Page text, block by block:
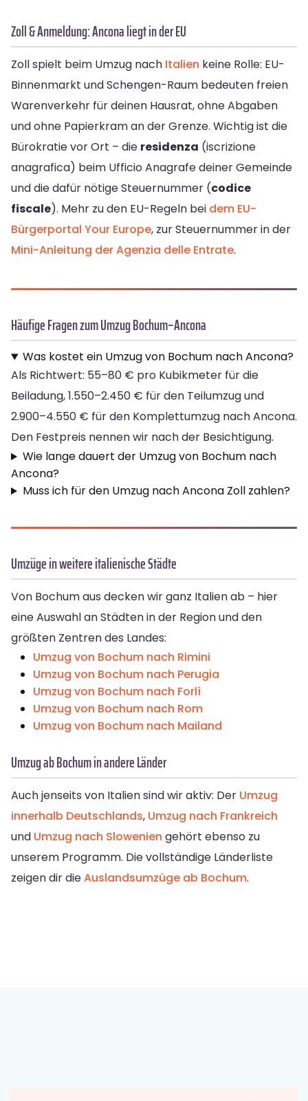
Zoll & Anmeldung: Ancona liegt in der EU
Zoll spielt beim Umzug nach Italien keine Rolle: EU-
Binnenmarkt und Schengen-Raum bedeuten freien
Warenverkehr für deinen Hausrat, ohne Abgaben
und ohne Papierkram an der Grenze. Wichtig ist die
Bürokratie vor Ort – die residenza (iscrizione
anagrafica) beim Ufficio Anagrafe deiner Gemeinde
und die dafür nötige Steuernummer (codice
fiscale). Mehr zu den EU-Regeln bei dem EU-
Bürgerportal Your Europe, zur Steuernummer in der
Mini-Anleitung der Agenzia delle Entrate.
Häufige Fragen zum Umzug Bochum–Ancona
Was kostet ein Umzug von Bochum nach Ancona?
Als Richtwert: 55–80 € pro Kubikmeter für die
Beiladung, 1.550–2.450 € für den Teilumzug und
2.900–4.550 € für den Komplettumzug nach Ancona.
Den Festpreis nennen wir nach der Besichtigung.
Wie lange dauert der Umzug von Bochum nach
Ancona?
Muss ich für den Umzug nach Ancona Zoll zahlen?
Umzüge in weitere italienische Städte
Von Bochum aus decken wir ganz Italien ab – hier
eine Auswahl an Städten in der Region und den
größten Zentren des Landes:
Umzug von Bochum nach Rimini
Umzug von Bochum nach Perugia
Umzug von Bochum nach Forlì
Umzug von Bochum nach Rom
Umzug von Bochum nach Mailand
Umzug ab Bochum in andere Länder
Auch jenseits von Italien sind wir aktiv: Der Umzug
innerhalb Deutschlands, Umzug nach Frankreich
und Umzug nach Slowenien gehört ebenso zu
unserem Programm. Die vollständige Länderliste
zeigen dir dieAuslandsumzüge ab Bochum.